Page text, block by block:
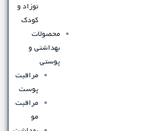
نوزاد و
کودک
محصولات
بهداشتی و
پوستی
مراقبت
پوست
مراقبت
مو